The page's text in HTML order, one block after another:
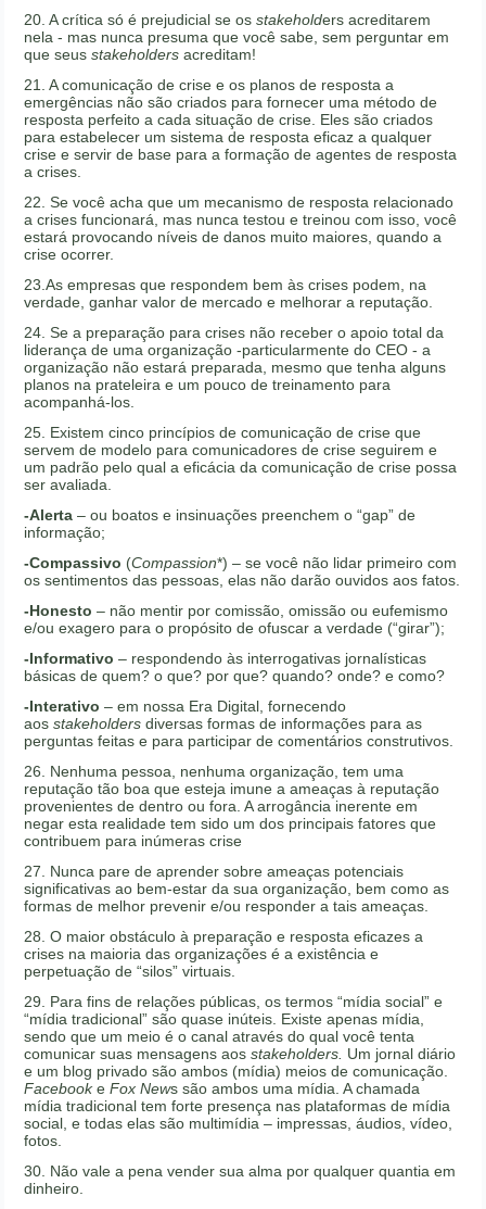
20. A crítica só é prejudicial se osstakeholders acreditarem
nela - mas nunca presuma que você sabe, sem perguntar em
que seusstakeholders acreditam!
21. A comunicação de crise e os planos de resposta a
emergências não são criados para fornecer uma método de
resposta perfeito a cada situação de crise. Eles são criados
para estabelecer um sistema de resposta eficaz a qualquer
crise e servir de base para a formação de agentes de resposta
a crises.
22. ​Se você acha que um mecanismo de resposta relacionado
a crises funcionará, mas nunca testou e treinou com isso, você
estará provocando níveis de danos muito maiores, quando a
crise ocorrer.
23.As empresas que respondem bem às crises podem, na
verdade, ganhar valor de mercado e melhorar a reputação.
24. Se a preparação para crises não receber o apoio total da
liderança de uma organização -particularmente do CEO - a
organização não estará preparada, mesmo que tenha alguns
planos na prateleira e um pouco de treinamento para
acompanhá-los.
25. Existem cinco princípios de comunicação de crise que
servem de modelo para comunicadores de crise seguirem e
um padrão pelo qual a eficácia da comunicação de crise possa
ser avaliada.
-Alerta– ou boatos e insinuações preenchem o “gap” de
informação;
-Compassivo (Compassion*) – se você não lidar primeiro com
os sentimentos das pessoas, elas não darão ouvidos aos fatos.
-Honesto – não mentir por comissão, omissão ou eufemismo
e/ou exagero para o propósito de ofuscar a verdade (“girar”);
-Informativo – respondendo às interrogativas jornalísticas
básicas de quem? o que? por que? quando? onde? e como?
-Interativo– em nossa Era Digital, fornecendo
aosstakeholders diversas formas de informações para as
perguntas feitas e para participar de comentários construtivos.
26. Nenhuma pessoa, nenhuma organização, tem uma
reputação tão boa que esteja imune a ameaças à reputação
provenientes de dentro ou fora. A arrogância inerente em
negar esta realidade tem sido um dos principais fatores que
contribuem para inúmeras crise
27. Nunca pare de aprender sobre ameaças potenciais
significativas ao bem-estar da sua organização, bem como as
formas de melhor prevenir e/ou responder a tais ameaças.
28. O maior obstáculo à preparação e resposta eficazes a
crises na maioria das organizações é a existência e
perpetuação de “silos” virtuais.
29. Para fins de relações públicas, os termos “mídia social” e
“mídia tradicional” são quase inúteis. Existe apenas mídia,
sendo que um meio é o canal através do qual você tenta
comunicar suas mensagens aosstakeholders. Um jornal diário
e um blog privado são ambos (mídia) meios de comunicação.
FacebookeFox News são ambos uma mídia. A chamada
mídia tradicional tem forte presença nas plataformas de mídia
social, e todas elas são multimídia – impressas, áudios, vídeo,
fotos.
30. Não vale a pena vender sua alma por qualquer quantia em
dinheiro.